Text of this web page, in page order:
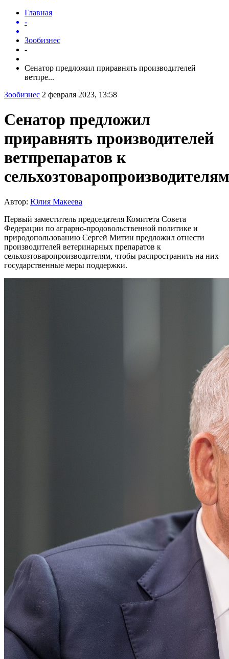
Главная
-
Зообизнес
-
Сенатор предложил приравнять производителей
ветпре...
Зообизнес 2 февраля 2023, 13:58
Сенатор предложил
приравнять производителей
ветпрепаратов к
сельхозтоваропроизводителям
Автор: Юлия Макеева
Первый заместитель председателя Комитета Совета
Федерации по аграрно-продовольственной политике и
природопользованию Сергей Митин предложил отнести
производителей ветеринарных препаратов к
сельхозтоваропроизводителям, чтобы распространить на них
государственные меры поддержки.